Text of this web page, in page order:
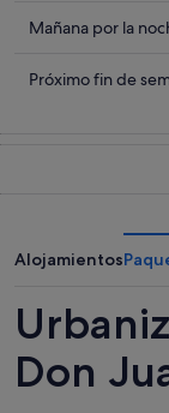
precios
Urbanización
noche,
ago
-
10
ago
Comprueba
precios
para
por
la
noche,
10
Mañana por la
Comprueba
Don
para
el
próximo
fin
Próximo fin de
Alojamientos
Don